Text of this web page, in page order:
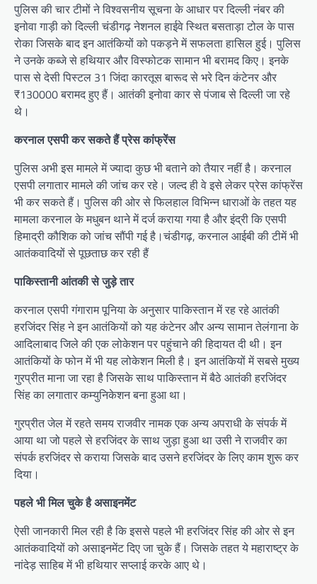
पुलिस की चार टीमों ने विश्वसनीय सूचना के आधार पर दिल्ली नंबर की
इनोवा गाड़ी को दिल्ली चंडीगढ़ नेशनल हाईवे स्थित बसताड़ा टोल के पास
रोका जिसके बाद इन आतंकियों को पकड़ने में सफलता हासिल हुई। पुलिस
ने उनके कब्जे से हथियार और विस्फोटक सामान भी बरामद किए। इनके
पास से देसी पिस्टल 31 जिंदा कारतूस बारूद से भरे दिन कंटेनर और
₹130000 बरामद हुए हैं। आतंकी इनोवा कार से पंजाब से दिल्ली जा रहे
थे।
करनाल एसपी कर सकते हैं प्रेस कांफ्रेंस
पुलिस अभी इस मामले में ज्यादा कुछ भी बताने को तैयार नहीं है। करनाल
एसपी लगातार मामले की जांच कर रहे। जल्द ही वे इसे लेकर प्रेस कांफ्रेंस
भी कर सकते हैं। पुलिस की ओर से फिलहाल विभिन्न धाराओं के तहत यह
मामला करनाल के मधुबन थाने में दर्ज कराया गया है और इंद्री कि एसपी
हिमाद्री कौशिक को जांच सौंपी गई है।चंडीगढ़, करनाल आईबी की टीमें भी
आतंकवादियों से पूछताछ कर रही हैं
पाकिस्तानी आंतकी से जुड़े तार
करनाल एसपी गंगाराम पूनिया के अनुसार पाकिस्तान में रह रहे आतंकी
हरजिंदर सिंह ने इन आतंकियों को यह कंटेनर और अन्य सामान तेलंगाना के
आदिलाबाद जिले की एक लोकेशन पर पहुंचाने की हिदायत दी थी। इन
आतंकियों के फोन में भी यह लोकेशन मिली है। इन आतंकियों में सबसे मुख्य
गुरप्रीत माना जा रहा है जिसके साथ पाकिस्तान में बैठे आतंकी हरजिंदर
सिंह का लगातार कम्युनिकेशन बना हुआ था।
गुरप्रीत जेल में रहते समय राजवीर नामक एक अन्य अपराधी के संपर्क में
आया था जो पहले से हरजिंदर के साथ जुड़ा हुआ था उसी ने राजवीर का
संपर्क हरजिंदर से कराया जिसके बाद उसने हरजिंदर के लिए काम शुरू कर
दिया।
पहले भी मिल चुके है असाइनमेंट
ऐसी जानकारी मिल रही है कि इससे पहले भी हरजिंदर सिंह की ओर से इन
आतंकवादियों को असाइनमेंट दिए जा चुके हैं। जिसके तहत ये महाराष्ट्र के
नांदेड़ साहिब में भी हथियार सप्लाई करके आए थे।